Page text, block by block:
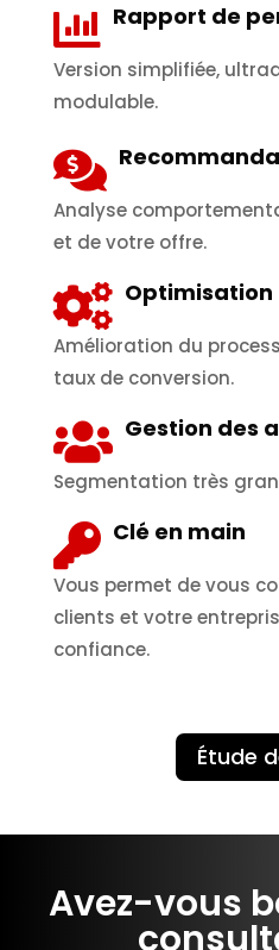
Rapport de
Version simplifiée,
modulable.
Analyse
et de votre offre.
Optimisation
Amélioration du
taux de conversion.
Gestion des
Segmentation très
Clé en main
Vous permet de vous
clients et votre
confiance.
Étude
Avez-vous